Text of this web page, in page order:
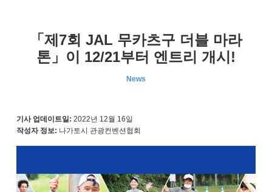
「제7회 JAL 무카츠구 더블 마라
톤」이 12/21부터 엔트리 개시!
News
기사 업데이트일: 2022년 12월 16일
작성자 정보: 나가토시 관광컨벤션협회